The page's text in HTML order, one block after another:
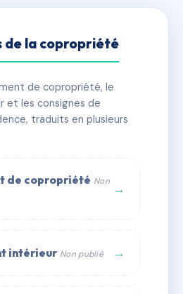
(67300), 18,
Schiltigheim
lots 🏗 1 bâtiment(s)
Digital 💬 WhatsApp
de la copropriété
de copropriété, le
et les consignes de
traduits en plusieurs
de copropriété Non →
intérieur Non publié →